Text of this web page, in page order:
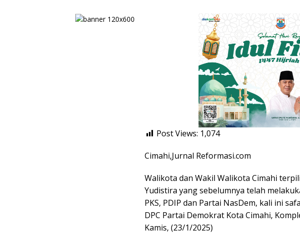
Post Views: 1,074
Cimahi,Jurnal Reformasi.com
Walikota dan Wakil Walikota Cimahi
Yudistira yang sebelumnya telah
PKS, PDIP dan Partai NasDem, kali ini
DPC Partai Demokrat Kota Cimahi,
Kamis, (23/1/2025)